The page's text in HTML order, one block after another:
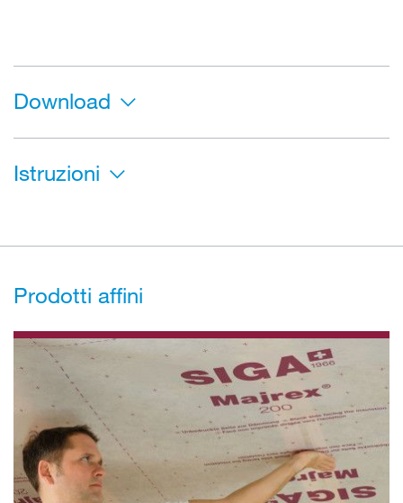
Download
Istruzioni
Prodotti affini